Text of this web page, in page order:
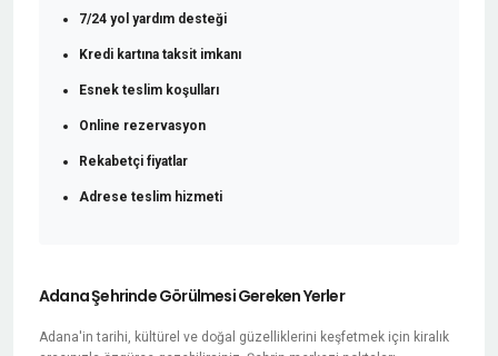
7/24 yol yardım desteği
Kredi kartına taksit imkanı
Esnek teslim koşulları
Online rezervasyon
Rekabetçi fiyatlar
Adrese teslim hizmeti
Adana Şehrinde Görülmesi Gereken Yerler
Adana'in tarihi, kültürel ve doğal güzelliklerini keşfetmek için kiralık